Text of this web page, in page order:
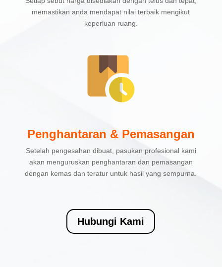
memastikan anda mendapat nilai terbaik mengikut
keperluan ruang.
Penghantaran & Pemasangan
Setelah pengesahan dibuat, pasukan profesional kami
akan menguruskan penghantaran dan pemasangan
dengan kemas dan teratur untuk hasil yang sempurna.
Hubungi Kami